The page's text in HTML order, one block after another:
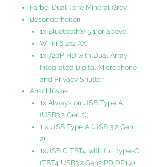
Farbe: Dual Tone Mineral Grey
Besonderheiten:
1x Bluetooth® 5.1 or above;
Wi-Fi 6 2x2 AX
1x 720P HD with Dual Array
Integrated Digital Microphone
and Privacy Shutter
Anschlüsse:
1x Always on USB Type A
(USB3.2 Gen 2);
1 x USB Type A (USB 3.2 Gen
2);
1xUSB C TBT4 with full type-C
(TBT4 USB3.2 Gen2 PD DP1.4);